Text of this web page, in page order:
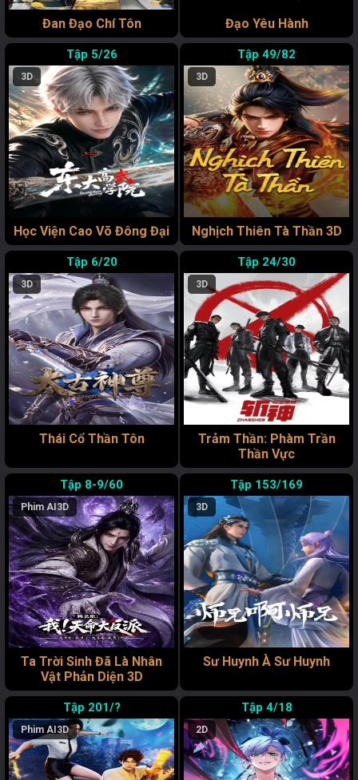
Đan Đạo Chí Tôn Đạo Yêu Hành
5/26
3D
Học Viện Cao Võ Đông Đại
49/82
3D
Nghịch Thiên Tà Thần 3D
6/20
3D
Thái Cổ Thần Tôn
24/30
3D
Trảm Thần: Phàm Trần
Thần Vực
8-9/60
Phim AI 3D
Ta Trời Sinh Đã Là Nhân
Vật Phản Diện 3D
153/169
3D
Sư Huynh À Sư Huynh
201/?
Phim AI 3D
4/18
2D